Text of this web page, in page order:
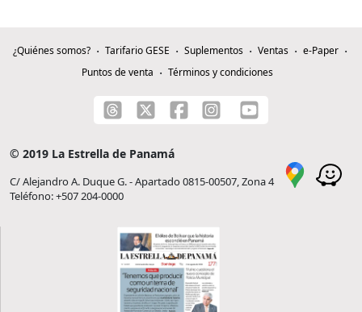
¿Quiénes somos? Tarifario GESE Suplementos Ventas
e-Paper
Puntos de venta
Términos y condiciones
© 2019 La Estrella de Panamá
C/ Alejandro A. Duque G. - Apartado 0815-00507, Zona 4
Teléfono: +507 204-0000